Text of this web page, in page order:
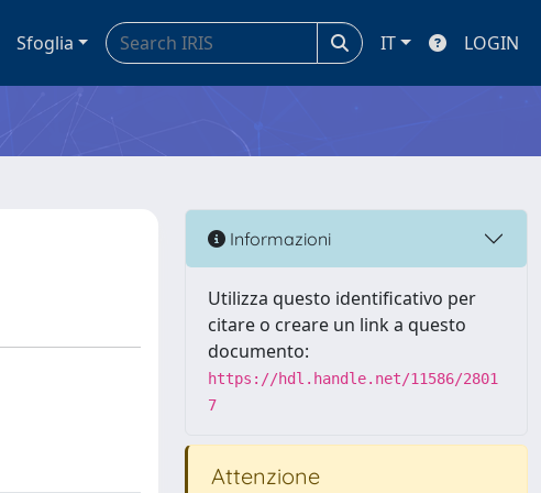
Sfoglia IT LOGIN
Informazioni
Utilizza questo identificativo per
citare o creare un link a questo
documento:
https://hdl.handle.net/11586/2801
7
Attenzione